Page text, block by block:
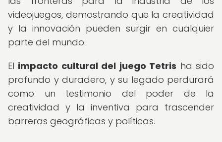
videojuegos, demostrando que la creatividad
y la innovación pueden surgir en cualquier
parte del mundo.
El impacto cultural del juego Tetris ha sido
profundo y duradero, y su legado perdurará
como un testimonio del poder de la
creatividad y la inventiva para trascender
barreras geográficas y políticas.